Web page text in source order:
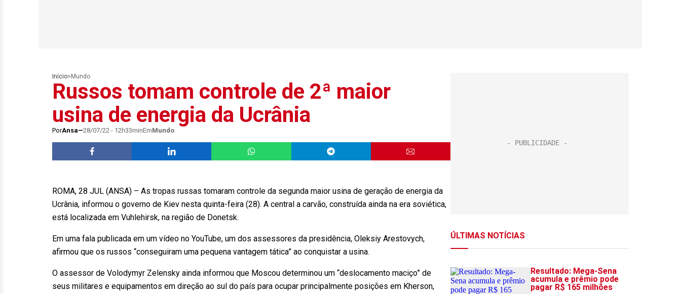
Início> Mundo
Russos tomam controle de 2ª maior
usina de energia da Ucrânia
PorAnsa 28/07/22 - 12h33minEmMundo
ROMA, 28 JUL (ANSA) – As tropas russas tomaram controle da segunda maior usina de geração de energia da
Ucrânia, informou o governo de Kiev nesta quinta-feira (28). A central a carvão, construída ainda na era soviética,
está localizada em Vuhlehirsk, na região de Donetsk.
Em uma fala publicada em um vídeo no YouTube, um dos assessores da presidência, Oleksiy Arestovych,
afirmou que os russos “conseguiram uma pequena vantagem tática” ao conquistar a usina.
O assessor de Volodymyr Zelensky ainda informou que Moscou determinou um “deslocamento maciço” de
seus militares e equipamentos em direção ao sul do país para ocupar principalmente posições em Kherson,